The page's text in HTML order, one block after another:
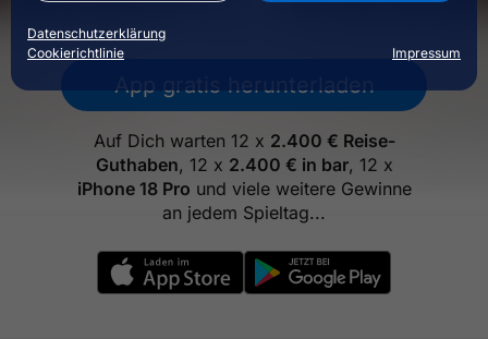
Datenschutzerklärung
Cookierichtlinie
Impressum
App gratis herunterladen
Auf Dich warten 12 x 2.400 € Reise-
Guthaben, 12 x 2.400 € in bar, 12 x
iPhone 18 Pro und viele weitere Gewinne
an jedem Spieltag...